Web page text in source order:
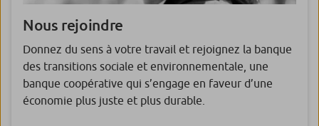
Nous rejoindre
Donnez du sens à votre travail et rejoignez la banque
des transitions sociale et environnementale, une
banque coopérative qui s’engage en faveur d’une
économie plus juste et plus durable.